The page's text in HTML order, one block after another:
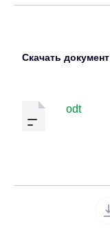
Скачать документ
odt